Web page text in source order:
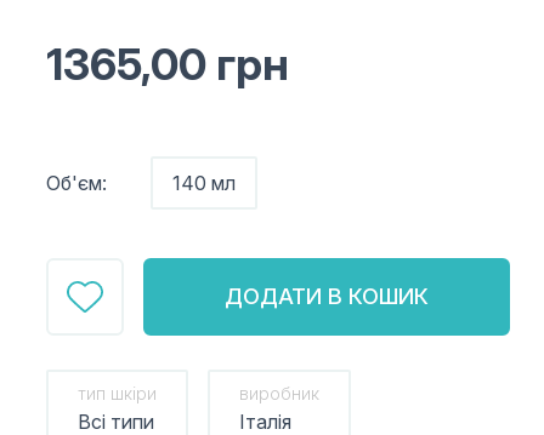
1365,00 грн
Об'єм: 140 мл
ДОДАТИ В КОШИК
тип шкіри
Всі типи
виробник
Італія